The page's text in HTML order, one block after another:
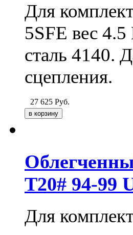
Для
5SFE вес
сталь 4140.
сцепления.
27 625 Руб.
T20# 94-99
Для